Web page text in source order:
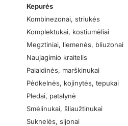
Kepurės
Kombinezonai, striukės
Komplektukai, kostiumėliai
Megztiniai, liemenės, bliuzonai
Naujagimio kraitelis
Palaidinės, marškinukai
Pėdkelnės, kojinytės, tepukai
Pledai, patalynė
Smėlinukai, šliaužtinukai
Suknelės, sijonai